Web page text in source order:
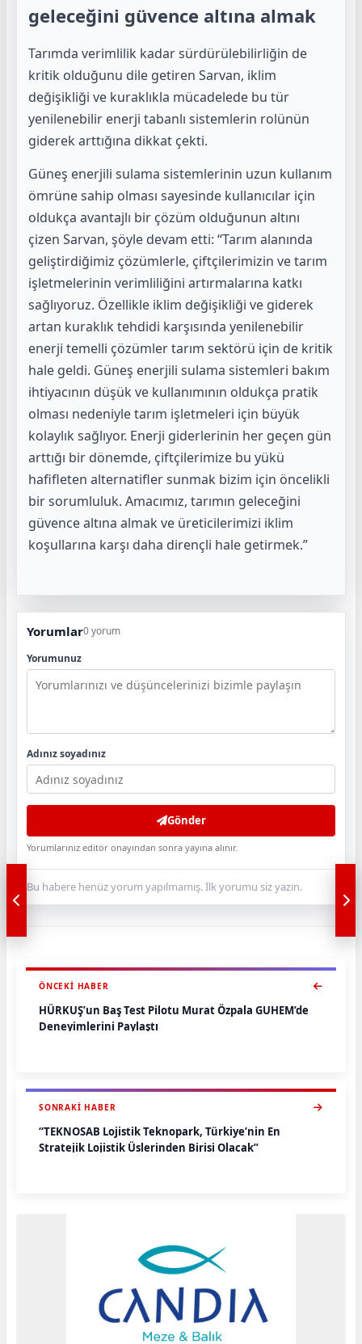
geleceğini güvence altına almak
Tarımda verimlilik kadar sürdürülebilirliğin de
kritik olduğunu dile getiren Sarvan, iklim
değişikliği ve kuraklıkla mücadelede bu tür
yenilenebilir enerji tabanlı sistemlerin rolünün
giderek arttığına dikkat çekti.
Güneş enerjili sulama sistemlerinin uzun kullanım
ömrüne sahip olması sayesinde kullanıcılar için
oldukça avantajlı bir çözüm olduğunun altını
çizen Sarvan, şöyle devam etti: “Tarım alanında
geliştirdiğimiz çözümlerle, çiftçilerimizin ve tarım
işletmelerinin verimliliğini artırmalarına katkı
sağlıyoruz. Özellikle iklim değişikliği ve giderek
artan kuraklık tehdidi karşısında yenilenebilir
enerji temelli çözümler tarım sektörü için de kritik
hale geldi. Güneş enerjili sulama sistemleri bakım
ihtiyacının düşük ve kullanımının oldukça pratik
olması nedeniyle tarım işletmeleri için büyük
kolaylık sağlıyor. Enerji giderlerinin her geçen gün
arttığı bir dönemde, çiftçilerimize bu yükü
hafifleten alternatifler sunmak bizim için öncelikli
bir sorumluluk. Amacımız, tarımın geleceğini
güvence altına almak ve üreticilerimizi iklim
koşullarına karşı daha dirençli hale getirmek.”
Yorumlar0 yorum
Yorumunuz
Adınız soyadınız
Gönder
Yorumlarınız editör onayından sonra yayına alınır.
Bu habere henüz yorum yapılmamış. İlk yorumu siz yazın.
ÖNCEKI HABER
HÜRKUŞ’un Baş Test Pilotu Murat Özpala GUHEM’de
Deneyimlerini Paylaştı
SONRAKI HABER
“TEKNOSAB Lojistik Teknopark, Türkiye’nin En
Stratejik Lojistik Üslerinden Birisi Olacak”